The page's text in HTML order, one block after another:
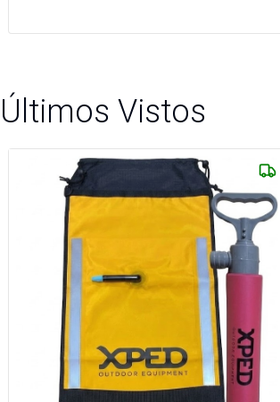
Últimos Vistos